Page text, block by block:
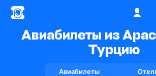
Авиабилеты из
Турцию
Авиабилеты